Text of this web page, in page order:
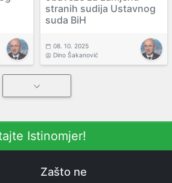
stranih sudija Ustavnog
suda BiH
08. 10. 2025
Dino Šakanović
Istinomjer!
Zašto ne